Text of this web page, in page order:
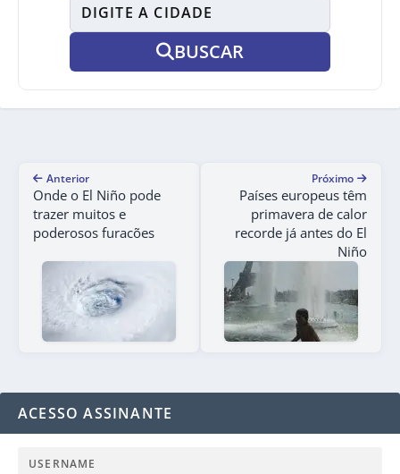
BUSCAR
Anterior
Onde o El Niño pode
trazer muitos e
poderosos furacões
Próximo
Países europeus têm
primavera de calor
recorde já antes do El
Niño
ACESSO ASSINANTE